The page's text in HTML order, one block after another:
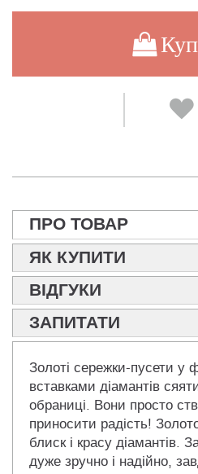
ПРО ТОВАР
ЯК КУПИТИ
ВІДГУКИ
ЗАПИТАТИ
Золоті сережки-пусети у
вставками діамантів
обраниці. Вони просто
приносити радість!
блиск і красу діамантів.
дуже зручно і надійно,